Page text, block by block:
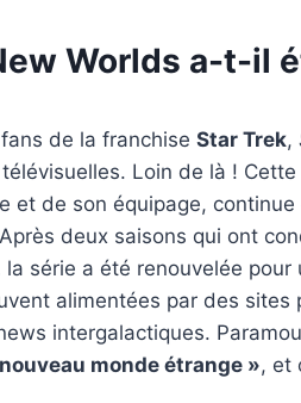
Worlds a-t-il
de la franchise Star Trek,
Loin de là !
et de son équipage,
deux saisons qui ont
série a été renouvelée
alimentées par des
intergalactiques.
monde étrange », et